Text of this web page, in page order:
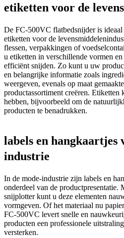
etiketten voor de
De FC-500VC flatbedsnijder is
etiketten voor de
flessen, verpakkingen of
u etiketten in verschillende vormen
efficiënt snijden. Zo kunt u uw
en belangrijke informatie zoals
weergeven, evenals op maat
productassortiment creëren. Etiketten
hebben, bijvoorbeeld om de
producten te benadrukken.
labels en hangkaartjes
industrie
In de mode-industrie zijn labels en
onderdeel van de
snijplotter kunt u deze elementen
vormgeven. Of het materiaal nu
FC-500VC levert snelle en
producten een professionele
versterken.